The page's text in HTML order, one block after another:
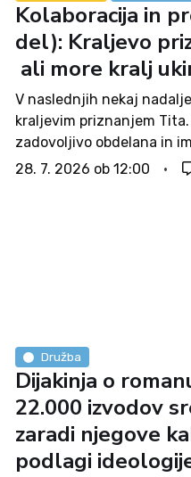
Kolaboracija in
del): Kraljevo
ali more kralj
V naslednjih nekaj
kraljevim priznanjem
zadovoljivo obdelana in
razumevanje okupacije in
28. 7. 2026 ob 12:00
Družba
Dijakinja o
22.000 izvodov
zaradi njegove
podlagi